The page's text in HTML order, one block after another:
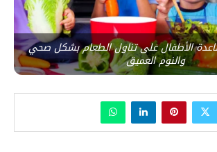
الأطفال على تناول الطعام بشكل صحي
والنوم العميق